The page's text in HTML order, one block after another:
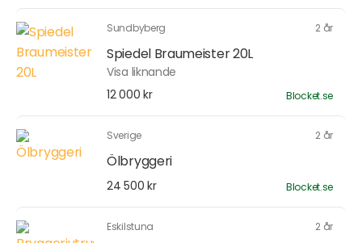
Sundbyberg 2 år
Spiedel Braumeister 20L
Visa liknande
12 000 kr
Blocket.se
Sverige 2 år
Ölbryggeri
24 500 kr Blocket.se
Eskilstuna 2 år